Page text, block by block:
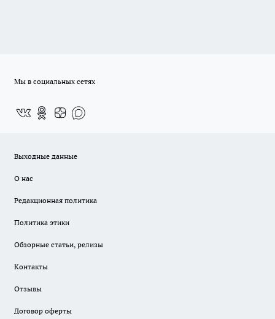
Мы в социальных сетях
Выходные данные
О нас
Редакционная политика
Политика этики
Обзорные статьи, релизы
Контакты
Отзывы
Договор оферты